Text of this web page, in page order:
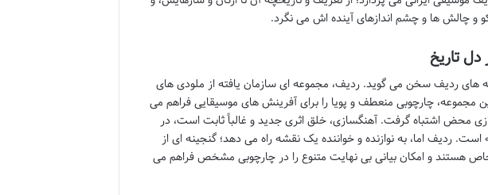
چالش ها و چشم اندازهای آینده اش می نگرد.
دل تاریخ
های ردیف سخن می گوید. ردیف، مجموعه ای سازمان یافته از ملودی های
چارچوبی منعطف و پویا را برای آفرینش های موسیقایی فراهم می
محض اشتباه گرفت. آهنگسازی، خلق اثری جدید و غالباً ثابت است، در
است. ردیف اما، به نوازنده و خواننده یک نقشه راه می دهد؛ گنجینه ای از
هستند و امکان بیانی بی نهایت متنوع را در چارچوبی مشخص فراهم می